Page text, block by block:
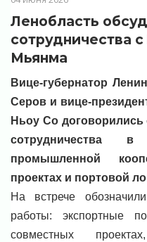
Ленобласть
сотрудничества
Мьянма
Вице-губернатор
Серов и вице-
Ньоу Со договорились
сотрудничества в
промышленной
проектах и портовой
На встрече
работы: экспортные
совместных